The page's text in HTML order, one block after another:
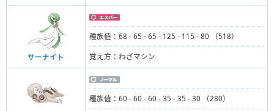
サーナイト
種族値：68 - 65 - 65 - 125 - 115 - 80 （518）
覚え方：わざマシン
種族値：60 - 60 - 60 - 35 - 35 - 30 （280）